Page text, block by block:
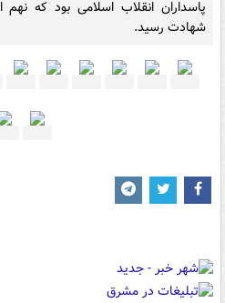
شهادت رسید.